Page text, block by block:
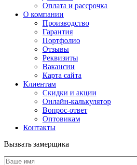
Оплата и рассрочка
О компании
Производство
Гарантия
Портфолио
Отзывы
Реквизиты
Вакансии
Карта сайта
Клиентам
Скидки и акции
Онлайн-калькулятор
Вопрос-ответ
Оптовикам
Контакты
Вызвать замерщика